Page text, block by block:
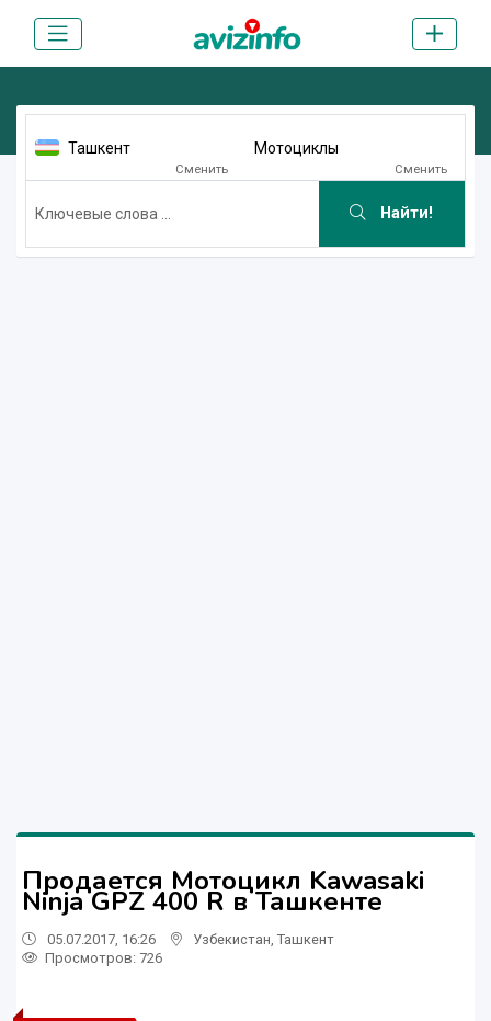
Ташкент
Сменить
Мотоциклы
Сменить
Найти!
Продается Мотоцикл Kawasaki
Ninja GPZ 400 R в Ташкенте
05.07.2017, 16:26 Узбекистан Ташкент
Просмотров: 726